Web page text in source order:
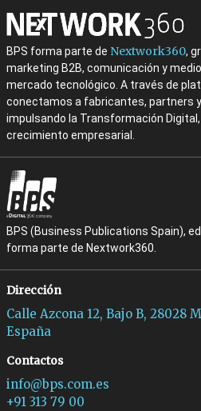
BPS forma parte de Nextwork360,
marketing B2B, comunicación y
mercado tecnológico. A través de
conectamos a fabricantes, partners
impulsando la Transformación Digital,
crecimiento empresarial.
BPS (Business Publications Spain),
forma parte de Nextwork360.
Dirección
Calle Azcona 12, Bajo B, 28028
España
Contactos
info@bps.com.es
+91 313 79 00